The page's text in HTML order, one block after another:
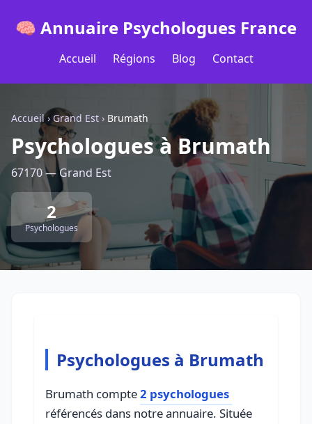
🧠 Annuaire Psychologues France
Accueil Régions Blog Contact
Accueil› Grand Est › Brumath
Psychologues à Brumath
67170 — Grand Est
2
Psychologues
Psychologues à Brumath
Brumath compte2 psychologues
référencés dans notre annuaire. Située